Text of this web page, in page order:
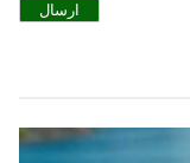
ارسال